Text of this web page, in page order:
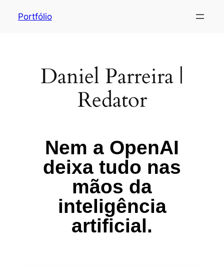
Portfólio
Daniel Parreira |
Redator
Nem a OpenAI
deixa tudo nas
mãos da
inteligência
artificial.